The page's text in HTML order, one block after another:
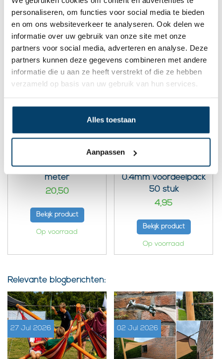
personaliseren, om functies voor social media te bieden
en om ons websiteverkeer te analyseren. Ook delen we
informatie over uw gebruik van onze site met onze
partners voor social media, adverteren en analyse. Deze
partners kunnen deze gegevens combineren met andere
informatie die u aan ze heeft verstrekt of die ze hebben
verzameld op basis van uw gebruik van hun services.
Alles toestaan
Aanpassen
Opslaan
Gebruikte producten in dit blog:
Staalkabel 0,4mm
roestvaststaal 100
meter
20,50
Bekijk product
Op voorraad
Draadklemmen
0.4mm voordeelpack
50 stuk
4,95
Bekijk product
Op voorraad
Relevante blogberichten:
27 Jul 2026 02 Jul 2026